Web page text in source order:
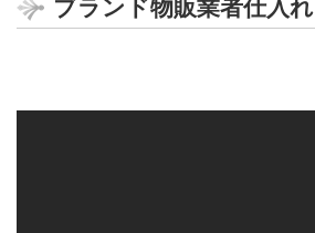
ブランド物販業者仕入れ